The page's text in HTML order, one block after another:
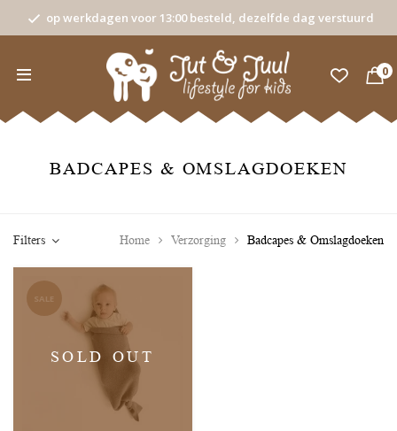
op werkdagen voor 13:00 besteld, dezelfde dag verstuurd
0
BADCAPES & OMSLAGDOEKEN
Filters Home Verzorging Badcapes & Omslagdoeken
SALE
SOLD OUT